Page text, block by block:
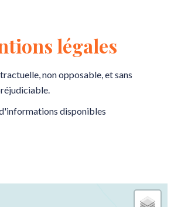
légales
non opposable, et sans
disponibles